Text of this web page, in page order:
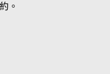
。